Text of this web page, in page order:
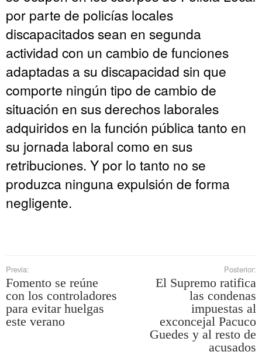
por parte de policías locales
discapacitados sean en segunda
actividad con un cambio de funciones
adaptadas a su discapacidad sin que
comporte ningún tipo de cambio de
situación en sus derechos laborales
adquiridos en la función pública tanto en
su jornada laboral como en sus
retribuciones. Y por lo tanto no se
produzca ninguna expulsión de forma
negligente.
Previa:
Fomento se reúne
con los controladores
para evitar huelgas
este verano
Posterior:
El Supremo ratifica
las condenas
impuestas al
exconcejal Pacuco
Guedes y al resto de
acusados